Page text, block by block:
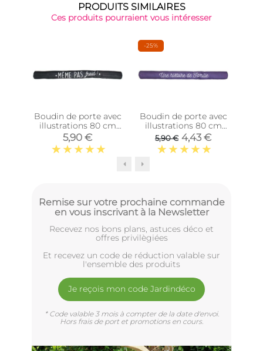
PRODUITS SIMILAIRES
Ces produits pourraient vous intéresser
Boudin de porte avec
illustrations 80 cm
(Noir avec citation)
5,90 €
-25%
Boudin de porte avec
illustrations 80 cm
(Violet avec citation)
5,90 € 4,43 €
Remise sur votre prochaine commande
en vous inscrivant à la Newsletter
Recevez nos bons plans, astuces déco et
offres privilègiées
Et recevez un code de réduction valable sur
l'ensemble des produits
Je reçois mon code Jardindéco
* Code valable 3 mois à compter de la date d'envoi.
Hors frais de port et promotions en cours.